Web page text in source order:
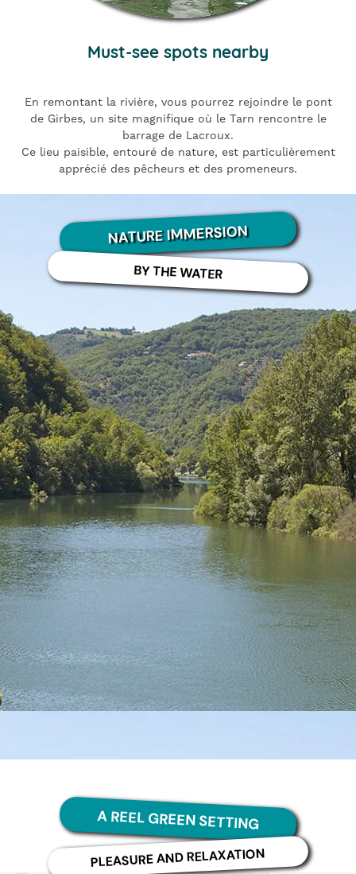
Must-see spots nearby
En remontant la rivière, vous pourrez rejoindre le pont
de Girbes, un site magnifique où le Tarn rencontre le
barrage de Lacroux.
Ce lieu paisible, entouré de nature, est particulièrement
apprécié des pêcheurs et des promeneurs.
NATURE IMMERSION
BY THE WATER
A REEL GREEN SETTING
PLEASURE AND RELAXATION